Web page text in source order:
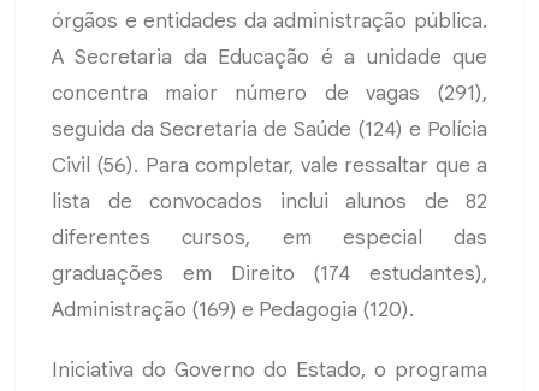
órgãos e entidades da administração pública.
A Secretaria da Educação é a unidade que
concentra maior número de vagas (291),
seguida da Secretaria de Saúde (124) e Polícia
Civil (56). Para completar, vale ressaltar que a
lista de convocados inclui alunos de 82
diferentes cursos, em especial das
graduações em Direito (174 estudantes),
Administração (169) e Pedagogia (120).
Iniciativa do Governo do Estado, o programa